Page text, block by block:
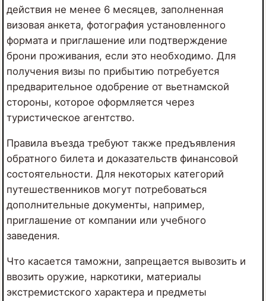
действия не менее 6 месяцев, заполненная
визовая анкета, фотография установленного
формата и приглашение или подтверждение
брони проживания, если это необходимо. Для
получения визы по прибытию потребуется
предварительное одобрение от вьетнамской
стороны, которое оформляется через
туристическое агентство.
Правила въезда требуют также предъявления
обратного билета и доказательств финансовой
состоятельности. Для некоторых категорий
путешественников могут потребоваться
дополнительные документы, например,
приглашение от компании или учебного
заведения.
Что касается таможни, запрещается вывозить и
ввозить оружие, наркотики, материалы
экстремистского характера и предметы